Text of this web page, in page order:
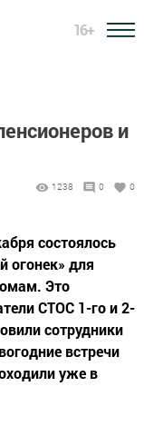
16+
и
1238 0 0
состоялось
огонек» для
Это
СТОС 1-го и 2-
сотрудники
встречи
уже в